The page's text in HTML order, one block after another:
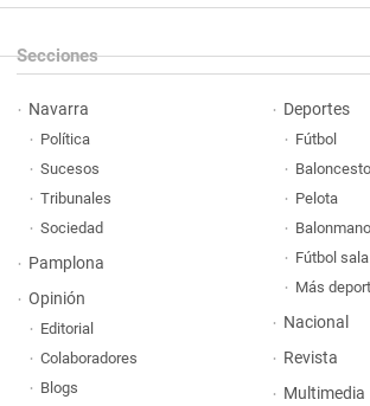
Secciones
Navarra
Política
Sucesos
Tribunales
Sociedad
Pamplona
Opinión
Editorial
Colaboradores
Blogs
Deportes
Fútbol
Baloncesto
Pelota
Balonmano
Fútbol sala
Más
Nacional
Revista
Multimedia